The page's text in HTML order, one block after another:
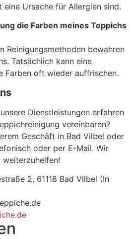
Ursache für Allergien sind.
die Farben meines Teppichs
Reinigungsmethoden bewahren
Tatsächlich kann eine
Farben oft wieder auffrischen.
Dienstleistungen erfahren
vereinbaren?
Geschäft in Bad Vilbel oder
oder per E-Mail. Wir
weiterzuhelfen!
2, 61118 Bad Vilbel (In